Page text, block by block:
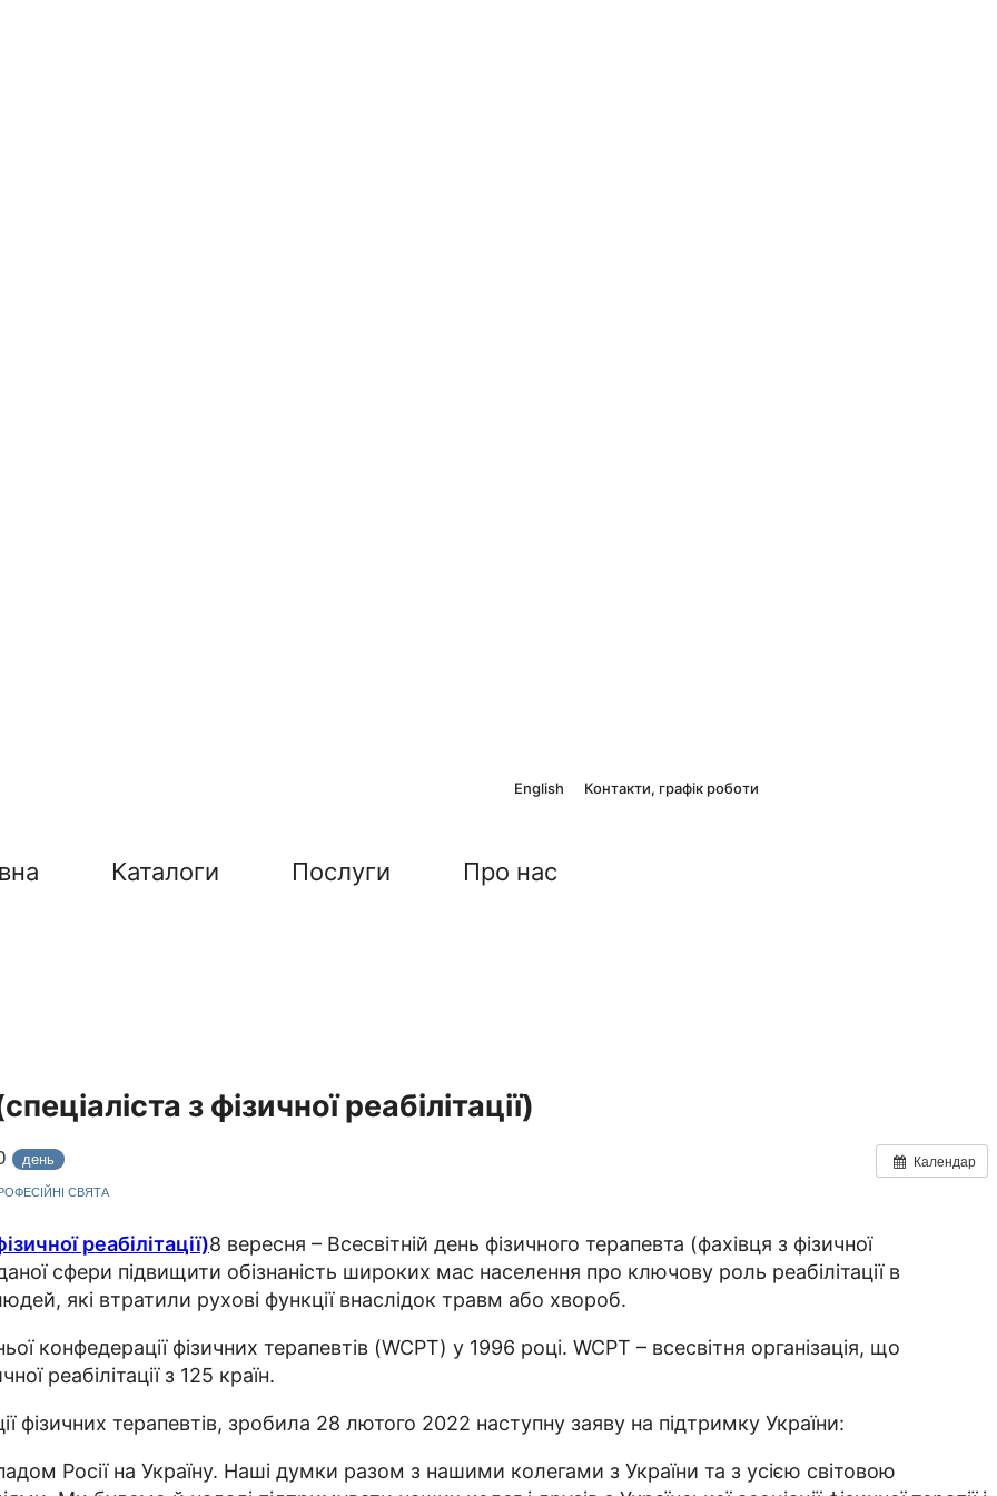
English Контакти, графік роботи
Каталоги Послуги Про нас
з фізичної реабілітації)
Календар
день
СВЯТА
8 вересня – Всесвітній день фізичного терапевта (фахівця з фізичної
сфери підвищити обізнаність широких мас населення про ключову роль реабілітації в
які втратили рухові функції внаслідок травм або хвороб.
конфедерації фізичних терапевтів (WCPT) у 1996 році. WCPT – всесвітня організація, що
реабілітації з 125 країн.
фізичних терапевтів, зробила 28 лютого 2022 наступну заяву на підтримку України:
Росії на Україну. Наші думки разом з нашими колегами з України та з усією світовою